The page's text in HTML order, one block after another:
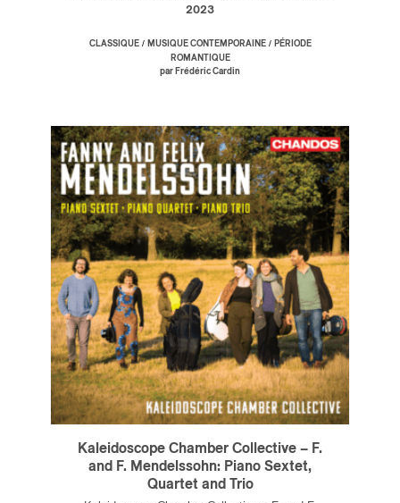
2023
CLASSIQUE/ MUSIQUE CONTEMPORAINE/ PÉRIODE
ROMANTIQUE
par Frédéric Cardin
Kaleidoscope Chamber Collective – F.
and F. Mendelssohn: Piano Sextet,
Quartet and Trio